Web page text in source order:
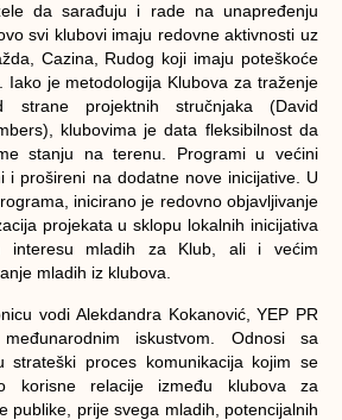
da sarađuju i rade na unapređenju
svi klubovi imaju redovne aktivnosti uz
Cazina, Rudog koji imaju poteškoće
Iako je metodologija Klubova za traženje
strane projektnih stručnjaka (David
klubovima je data fleksibilnost da
stanju na terenu. Programi u većini
i prošireni na dodatne nove inicijative. U
inicirano je redovno objavljivanje
projekata u sklopu lokalnih inicijativa
interesu mladih za Klub, ali i većim
mladih iz klubova.
vodi Alekdandra Kokanović, YEP PR
iskustvom. Odnosi sa
strateški proces komunikacija kojim se
korisne relacije između klubova za
publike, prije svega mladih, potencijalnih